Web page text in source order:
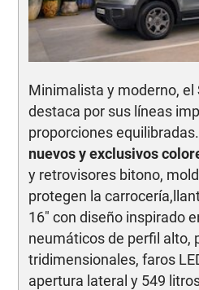
Minimalista y moderno, el
destaca por sus líneas
proporciones
nuevos y exclusivos
y retrovisores bitono,
protegen la
16" con diseño inspirado
neumáticos de perfil alto,
tridimensionales, faros
apertura lateral y 549